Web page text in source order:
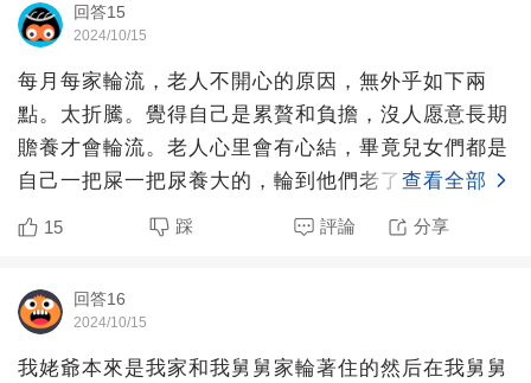
回答15
2024/10/15
每月每家輪流，老人不開心的原因，無外乎如下兩
點。太折騰。覺得自己是累贅和負擔，沒人愿意長期
贍養才會輪流。老人心里會有心結，畢竟兒女們都是
自己一把屎一把尿養大的，輪到他們老了，卻要被推
來推去，心里不舒服
查看全部
15 踩 評論 分享
回答16
2024/10/15
我姥爺本來是我家和我舅舅家輪著住的然后在我舅舅